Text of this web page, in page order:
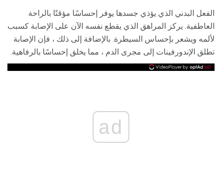
الفعل البدني الذي يؤذي جسدها يوفر إحساسًا مؤقتًا بالراحة
العاطفية. يركز المراهق الذي يقطع نفسه الآن على الإصابة كسبب
لألمه ويشعر بإحساس السيطرة. بالإضافة إلى ذلك ، فإن الإصابة
تطلق الإندورفينات إلى مجرى الدم ، مما يخلق إحساسًا بالرفاهية.
ad